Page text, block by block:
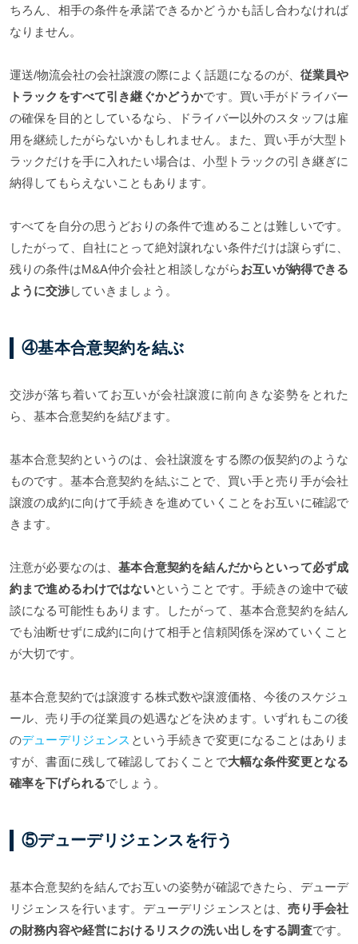
ちろん、相手の条件を承諾できるかどうかも話し合わなければ
なりません。
運送/物流会社の会社譲渡の際によく話題になるのが、 従業員や
トラックをすべて引き継ぐかどうかです。買い手がドライバー
の確保を目的としているなら、ドライバー以外のスタッフは雇
用を継続したがらないかもしれません。また、買い手が大型ト
ラックだけを手に入れたい場合は、小型トラックの引き継ぎに
納得してもらえないこともあります。
すべてを自分の思うどおりの条件で進めることは難しいです。
したがって、自社にとって絶対譲れない条件だけは譲らずに、
残りの条件はM&A仲介会社と相談しながらお互いが納得できる
ように交渉していきましょう。
④基本合意契約を結ぶ
交渉が落ち着いてお互いが会社譲渡に前向きな姿勢をとれた
ら、基本合意契約を結びます。
基本合意契約というのは、会社譲渡をする際の仮契約のような
ものです。基本合意契約を結ぶことで、買い手と売り手が会社
譲渡の成約に向けて手続きを進めていくことをお互いに確認で
きます。
注意が必要なのは、基本合意契約を結んだからといって必ず成
約まで進めるわけではないということです。手続きの途中で破
談になる可能性もあります。したがって、基本合意契約を結ん
でも油断せずに成約に向けて相手と信頼関係を深めていくこと
が大切です。
基本合意契約では譲渡する株式数や譲渡価格、今後のスケジュ
ール、売り手の従業員の処遇などを決めます。いずれもこの後
のデューデリジェンス という手続きで変更になることはありま
すが、書面に残して確認しておくことで大幅な条件変更となる
確率を下げられるでしょう。
⑤デューデリジェンスを行う
基本合意契約を結んでお互いの姿勢が確認できたら、デューデ
リジェンスを行います。デューデリジェンスとは、売り手会社
の財務内容や経営におけるリスクの洗い出しをする調査です。